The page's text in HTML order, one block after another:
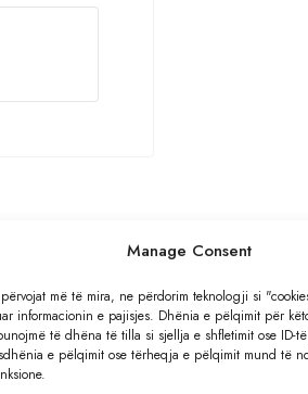
Manage Consent
më të mira, ne përdorim teknologji si
informacionin e pajisjes. Dhënia e pëlqimit për
të dhëna të tilla si sjellja e shfletimit ose ID-
e pëlqimit ose tërheqja e pëlqimit mund të
Adresa: